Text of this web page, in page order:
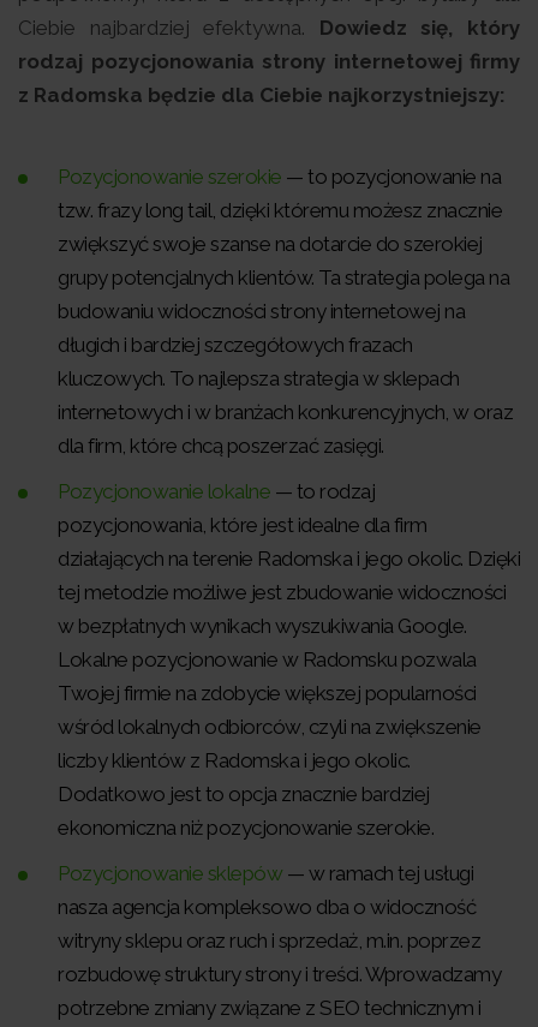
Ciebie najbardziej efektywna. Dowiedz się, który
rodzaj pozycjonowania strony internetowej firmy
z Radomska będzie dla Ciebie najkorzystniejszy:
Pozycjonowanie szerokie — to pozycjonowanie na
tzw. frazy long tail, dzięki któremu możesz znacznie
zwiększyć swoje szanse na dotarcie do szerokiej
grupy potencjalnych klientów. Ta strategia polega na
budowaniu widoczności strony internetowej na
długich i bardziej szczegółowych frazach
kluczowych. To najlepsza strategia w sklepach
internetowych i w branżach konkurencyjnych, w oraz
dla firm, które chcą poszerzać zasięgi.
Pozycjonowanie lokalne — to rodzaj
pozycjonowania, które jest idealne dla firm
działających na terenie Radomska i jego okolic. Dzięki
tej metodzie możliwe jest zbudowanie widoczności
w bezpłatnych wynikach wyszukiwania Google.
Lokalne pozycjonowanie w Radomsku pozwala
Twojej firmie na zdobycie większej popularności
wśród lokalnych odbiorców, czyli na zwiększenie
liczby klientów z Radomska i jego okolic.
Dodatkowo jest to opcja znacznie bardziej
ekonomiczna niż pozycjonowanie szerokie.
Pozycjonowanie sklepów — w ramach tej usługi
nasza agencja kompleksowo dba o widoczność
witryny sklepu oraz ruch i sprzedaż, m.in. poprzez
rozbudowę struktury strony i treści. Wprowadzamy
potrzebne zmiany związane z SEO technicznym i